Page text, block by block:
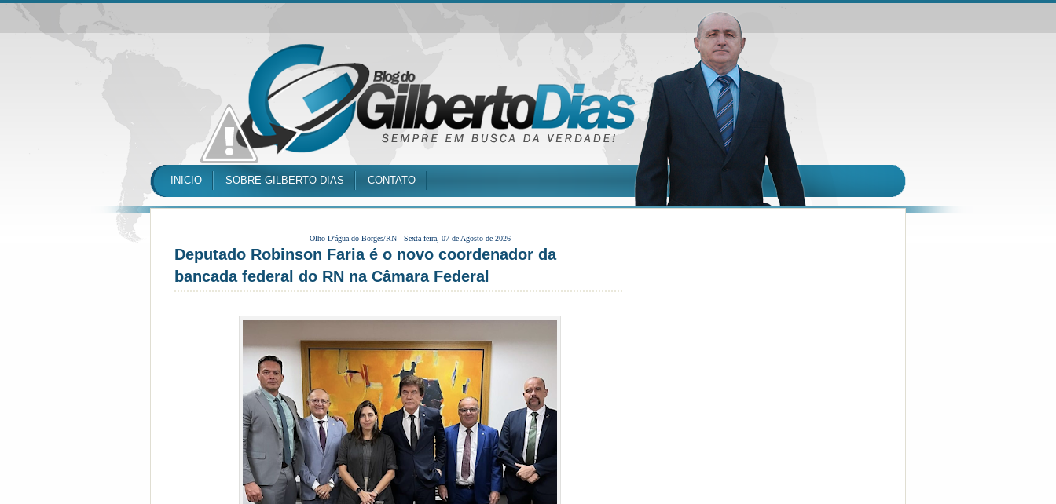
INICIO SOBRE GILBERTO DIAS CONTATO
Olho D'água do Borges/RN - Sexta-feira, 07 de Agosto de 2026
Deputado Robinson Faria é o novo coordenador da
bancada federal do RN na Câmara Federal